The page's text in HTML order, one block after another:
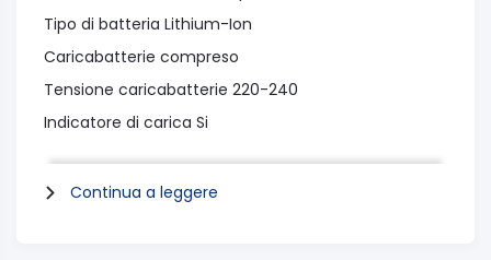
Tipo di batteria Lithium-Ion
Caricabatterie compreso
Tensione caricabatterie 220-240
Indicatore di carica Si
Altezza prodotto 297
Continua a leggere